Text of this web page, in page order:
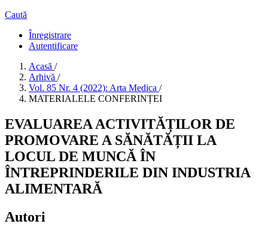
Caută
Înregistrare
Autentificare
Acasă /
Arhivă /
Vol. 85 Nr. 4 (2022): Arta Medica /
MATERIALELE CONFERINȚEI
EVALUAREA ACTIVITĂȚILOR DE
PROMOVARE A SĂNĂTĂȚII LA
LOCUL DE MUNCĂ ÎN
ÎNTREPRINDERILE DIN INDUSTRIA
ALIMENTARĂ
Autori